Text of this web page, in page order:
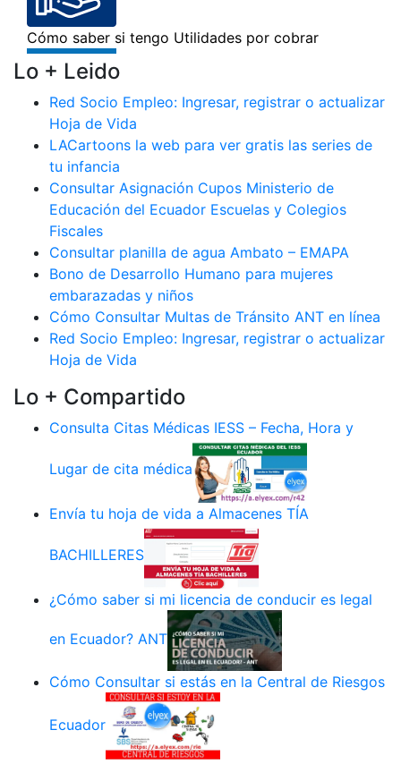
Lo + Leido
Red Socio Empleo: Ingresar, registrar o actualizar
Hoja de Vida
LACartoons la web para ver gratis las series de
tu infancia
Consultar Asignación Cupos Ministerio de
Educación del Ecuador Escuelas y Colegios
Fiscales
Consultar planilla de agua Ambato – EMAPA
Bono de Desarrollo Humano para mujeres
embarazadas y niños
Cómo Consultar Multas de Tránsito ANT en línea
Red Socio Empleo: Ingresar, registrar o actualizar
Hoja de Vida
Lo + Compartido
Consulta Citas Médicas IESS – Fecha, Hora y
Lugar de cita médica
Envía tu hoja de vida a Almacenes TÍA
BACHILLERES
¿Cómo saber si mi licencia de conducir es legal
en Ecuador? ANT
Cómo Consultar si estás en la Central de Riesgos
Ecuador